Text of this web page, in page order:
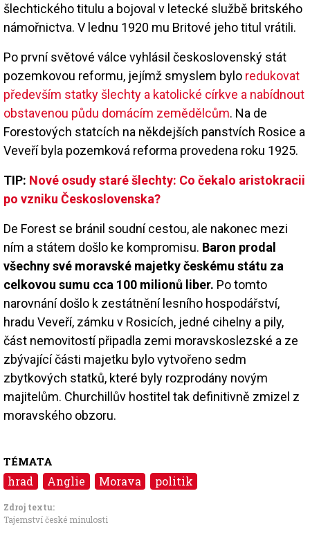
šlechtického titulu a bojoval v letecké službě britského
námořnictva. V lednu 1920 mu Britové jeho titul vrátili.
Po první světové válce vyhlásil československý stát
pozemkovou reformu, jejímž smyslem bylo redukovat
především statky šlechty a katolické církve a nabídnout
obstavenou půdu domácím zemědělcům. Na de
Forestových statcích na někdejších panstvích Rosice a
Veveří byla pozemková reforma provedena roku 1925.
TIP: Nové osudy staré šlechty: Co čekalo aristokracii
po vzniku Československa?
De Forest se bránil soudní cestou, ale nakonec mezi
ním a státem došlo ke kompromisu. Baron prodal
všechny své moravské majetky českému státu za
celkovou sumu cca 100 milionů liber. Po tomto
narovnání došlo k zestátnění lesního hospodářství,
hradu Veveří, zámku v Rosicích, jedné cihelny a pily,
část nemovitostí připadla zemi moravskoslezské a ze
zbývající části majetku bylo vytvořeno sedm
zbytkových statků, které byly rozprodány novým
majitelům. Churchillův hostitel tak definitivně zmizel z
moravského obzoru.
TÉMATA
hrad Anglie Morava politik
Zdroj textu:
Tajemství české minulosti